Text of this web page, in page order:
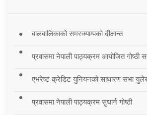
बालबालिकाको समरक्याम्पको दीक्षान्त
प्रवासमा नेपाली पाठ्यक्रम आयोजित गोष्ठी
एभरेष्ट क्रेडिट युनियनको साधारण सभा
प्रवासमा नेपाली पाठ्यक्रम सुधार्न गोष्ठी